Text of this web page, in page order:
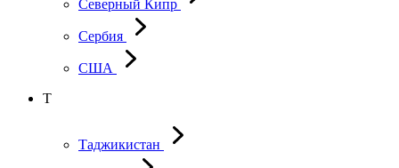
Северный Кипр
Сербия
США
Т
Таджикистан